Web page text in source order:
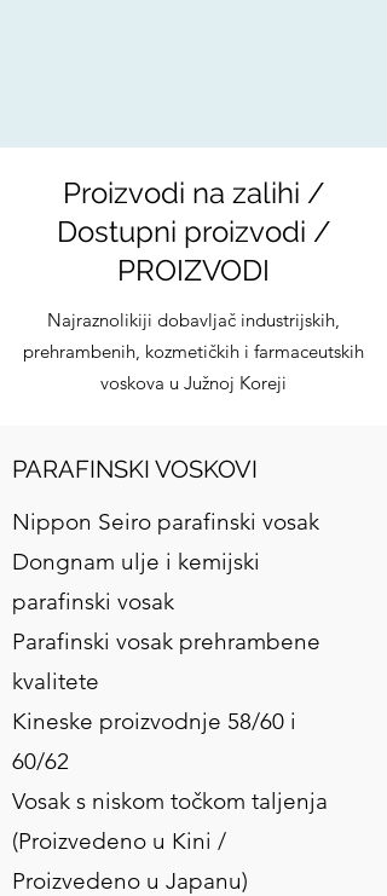
Proizvodi na zalihi /
Dostupni proizvodi /
PROIZVODI
Najraznolikiji dobavljač industrijskih,
prehrambenih, kozmetičkih i farmaceutskih
voskova u Južnoj Koreji
PARAFINSKI VOSKOVI
Nippon Seiro parafinski vosak
Dongnam ulje i kemijski
parafinski vosak
Parafinski vosak prehrambene
kvalitete
Kineske proizvodnje 58/60 i
60/62
Vosak s niskom točkom taljenja
(Proizvedeno u Kini /
Proizvedeno u Japanu)